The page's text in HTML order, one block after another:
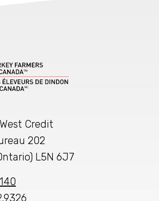
Credit
202
L5N 6J7